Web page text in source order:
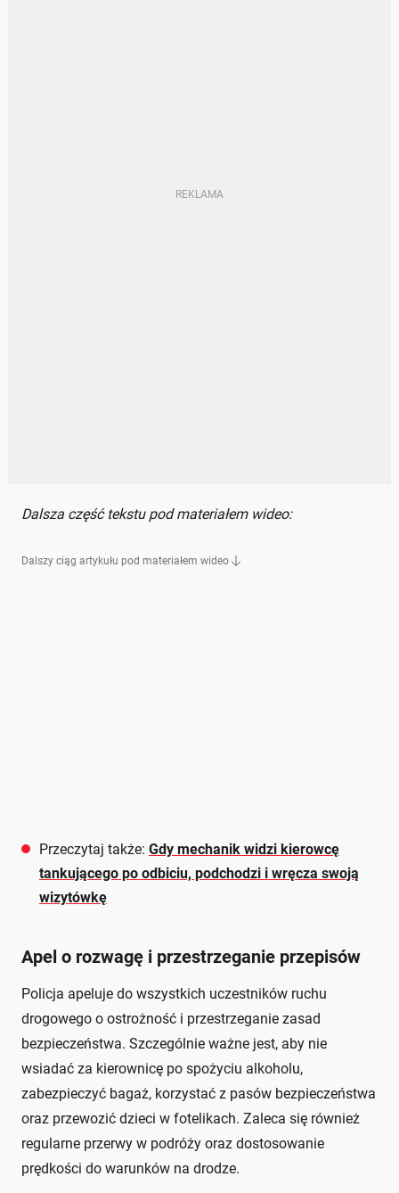
Dalsza część tekstu pod materiałem wideo:
Dalszy ciąg artykułu pod materiałem wideo
Przeczytaj także: Gdy mechanik widzi kierowcę
tankującego po odbiciu, podchodzi i wręcza swoją
wizytówkę
Apel o rozwagę i przestrzeganie przepisów
Policja apeluje do wszystkich uczestników ruchu
drogowego o ostrożność i przestrzeganie zasad
bezpieczeństwa. Szczególnie ważne jest, aby nie
wsiadać za kierownicę po spożyciu alkoholu,
zabezpieczyć bagaż, korzystać z pasów bezpieczeństwa
oraz przewozić dzieci w fotelikach. Zaleca się również
regularne przerwy w podróży oraz dostosowanie
prędkości do warunków na drodze.